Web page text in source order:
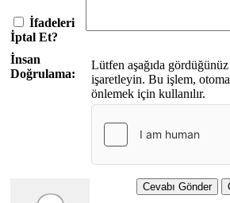
İfadeleri
İptal Et?
İnsan
Doğrulama:
Lütfen aşağıda
işaretleyin. Bu işlem,
önlemek için kullanılır.